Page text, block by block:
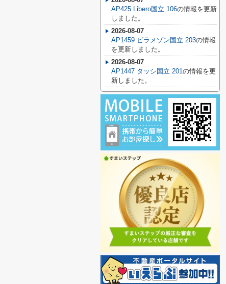
AP425 Libero国立 106の情報を更新
しました。
2026-08-07
AP1459 ビラメゾン国立 203の情報
を更新しました。
2026-08-07
AP1447 タッシ国立 201の情報を更
新しました。